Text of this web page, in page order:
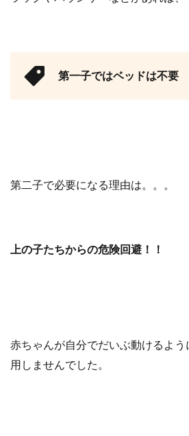
第一子ではベッドは不要
第二子で必要になる理由は。。。
上の子たちからの危険回避！！
赤ちゃんが自分でだいぶ動けるよ
用しませんでした。